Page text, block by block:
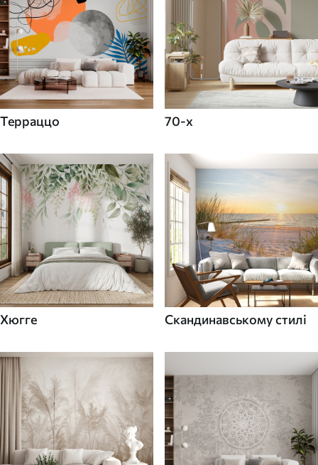
Терраццо 70-х
Хюгге Скандинавському стилі